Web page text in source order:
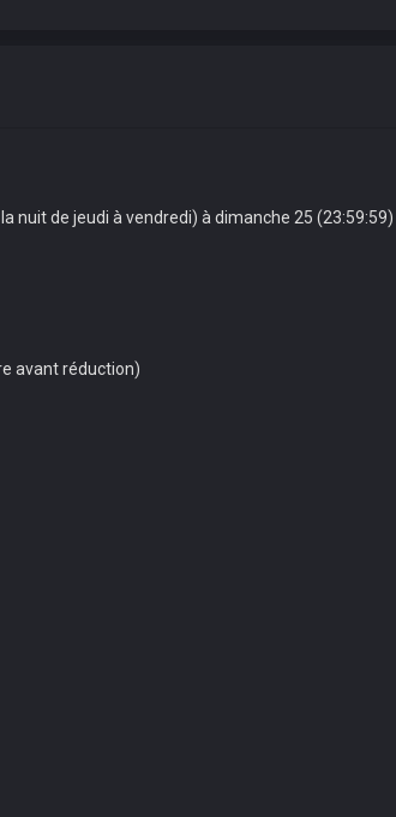
nuit de jeudi à vendredi) à dimanche 25 (23:59:59)
avant réduction)